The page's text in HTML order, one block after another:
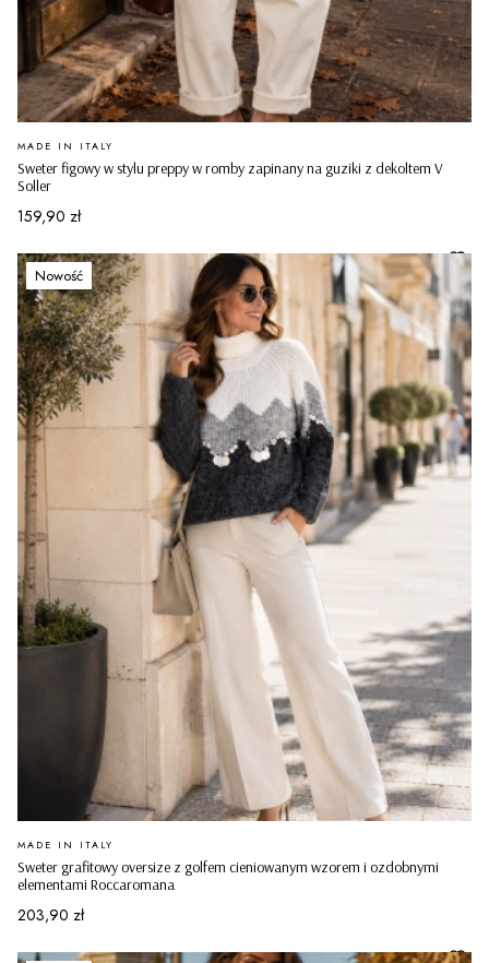
Sweter figowy w stylu preppy w romby zapinany na guziki z dekoltem V
Soller
PRODUCENT
MADE IN ITALY
Cena
159,90 zł
Nowość
Sweter grafitowy oversize z golfem cieniowanym wzorem i ozdobnymi
elementami Roccaromana
PRODUCENT
MADE IN ITALY
Cena
203,90 zł